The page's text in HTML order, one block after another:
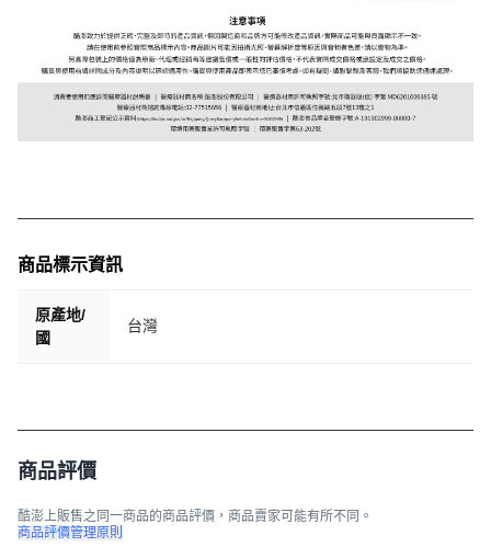
商品標示資訊
原產地/
國
台灣
商品評價
酷澎上販售之同一商品的商品評價，商品賣家可能有所不同。
商品評價管理原則